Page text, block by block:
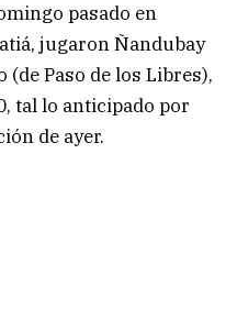
pasado en
jugaron Ñandubay
Paso de los Libres),
tal lo anticipado por
de ayer.